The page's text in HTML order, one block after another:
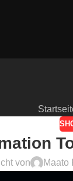
von Maato